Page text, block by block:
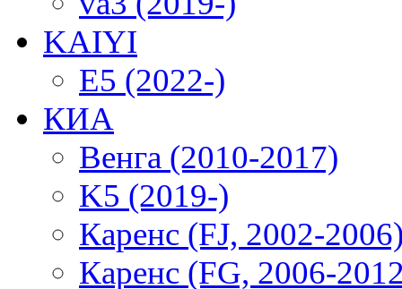
KAIYI
E5 (2022-)
КИА
Венга (2010-2017)
K5 (2019-)
Каренс (FJ, 2002-
Каренс (FG, 2006-